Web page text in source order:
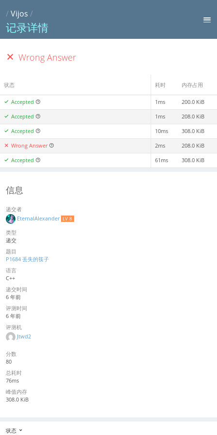
/Vijos /
记录详情
Wrong Answer
状态 耗时 内存占用
Accepted 1ms 200.0 KiB
Accepted 1ms 208.0 KiB
Accepted 10ms 308.0 KiB
Wrong Answer 2ms 208.0 KiB
Accepted 61ms 308.0 KiB
信息
递交者
EternalAlexander LV 8
类型
递交
题目
P1684 丢失的筷子
语言
C++
递交时间
6 年前
评测时间
6 年前
评测机
Jtwd2
分数
80
总耗时
76ms
峰值内存
308.0 KiB
状态